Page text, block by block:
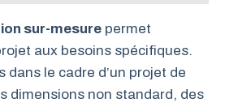
sur-mesure permet
aux besoins spécifiques.
dans le cadre d’un projet de
dimensions non standard, des